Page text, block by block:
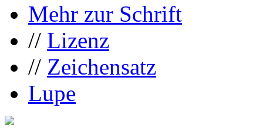
Mehr zur Schrift
// Lizenz
// Zeichensatz
Lupe